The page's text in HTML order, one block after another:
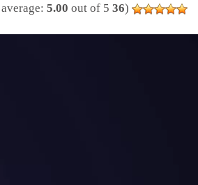
(
36
5.00 out of 5)